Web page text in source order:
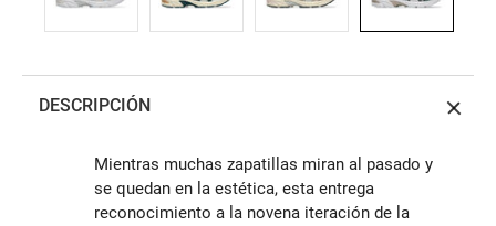
DESCRIPCIÓN
Mientras muchas zapatillas miran al pasado y
se quedan en la estética, esta entrega
reconocimiento a la novena iteración de la